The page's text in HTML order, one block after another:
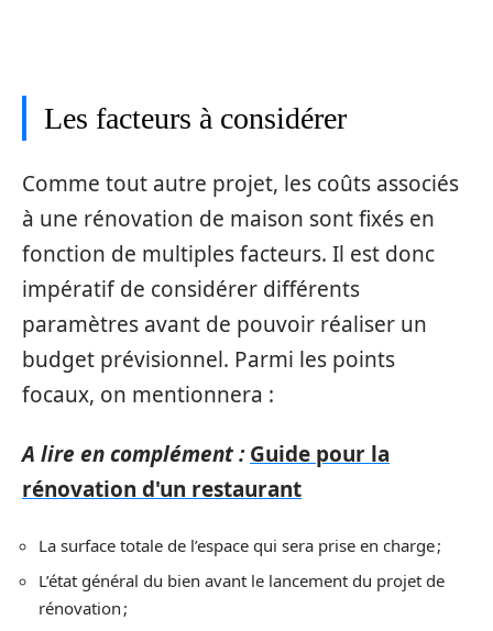
Les facteurs à considérer
Comme tout autre projet, les coûts associés
à une rénovation de maison sont fixés en
fonction de multiples facteurs. Il est donc
impératif de considérer différents
paramètres avant de pouvoir réaliser un
budget prévisionnel. Parmi les points
focaux, on mentionnera :
A lire en complément : Guide pour la
rénovation d'un restaurant
La surface totale de l’espace qui sera prise en charge ;
L’état général du bien avant le lancement du projet de
rénovation ;